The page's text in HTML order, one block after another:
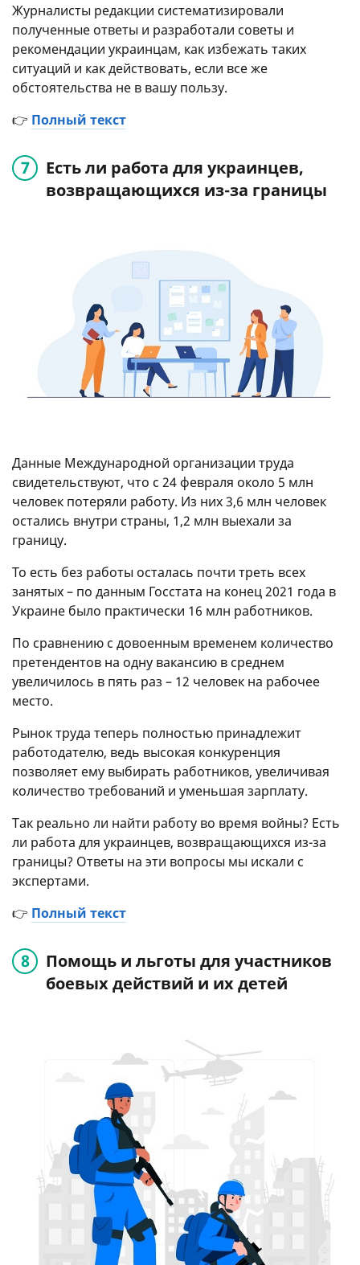
Журналисты редакции систематизировали
полученные ответы и разработали советы и
рекомендации украинцам, как избежать таких
ситуаций и как действовать, если все же
обстоятельства не в вашу пользу.
👉 Полный текст
Есть ли работа для украинцев,
возвращающихся из-за границы
Данные Международной организации труда
свидетельствуют, что с 24 февраля около 5 млн
человек потеряли работу. Из них 3,6 млн человек
остались внутри страны, 1,2 млн выехали за
границу.
То есть без работы осталась почти треть всех
занятых – по данным Госстата на конец 2021 года в
Украине было практически 16 млн работников.
По сравнению с довоенным временем количество
претендентов на одну вакансию в среднем
увеличилось в пять раз – 12 человек на рабочее
место.
Рынок труда теперь полностью принадлежит
работодателю, ведь высокая конкуренция
позволяет ему выбирать работников, увеличивая
количество требований и уменьшая зарплату.
Так реально ли найти работу во время войны? Есть
ли работа для украинцев, возвращающихся из-за
границы? Ответы на эти вопросы мы искали с
экспертами.
👉 Полный текст
Помощь и льготы для участников
боевых действий и их детей